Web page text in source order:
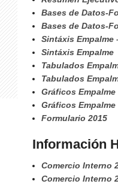
Bases de Datos-
Bases de Datos-
Sintáxis Empalme
Sintáxis
Tabulados
Tabulados
Gráficos
Gráficos Empalme
Formulario 2015
Información
Comercio Interno
Comercio Interno